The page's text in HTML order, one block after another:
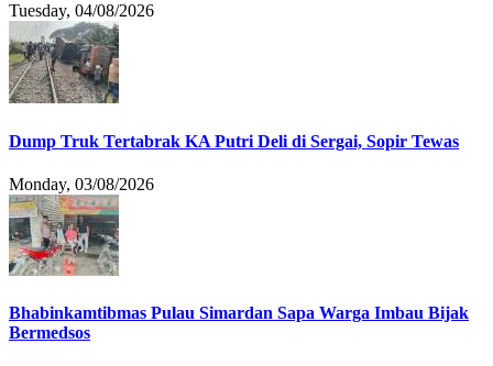
Tuesday, 04/08/2026
Dump Truk Tertabrak KA Putri Deli di Sergai, Sopir Tewas
Monday, 03/08/2026
Bhabinkamtibmas Pulau Simardan Sapa Warga Imbau Bijak
Bermedsos